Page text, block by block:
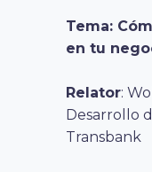
Tema:
en tu
Relator:
Desarrollo
Transbank